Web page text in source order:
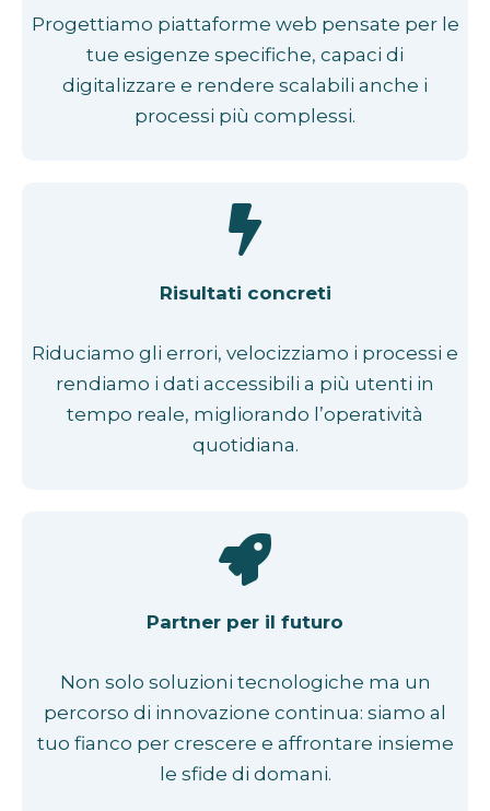
Progettiamo piattaforme web pensate per le
tue esigenze specifiche, capaci di
digitalizzare e rendere scalabili anche i
processi più complessi.
Risultati concreti
Riduciamo gli errori, velocizziamo i processi e
rendiamo i dati accessibili a più utenti in
tempo reale, migliorando l’operatività
quotidiana.
Partner per il futuro
Non solo soluzioni tecnologiche ma un
percorso di innovazione continua: siamo al
tuo fianco per crescere e affrontare insieme
le sfide di domani.